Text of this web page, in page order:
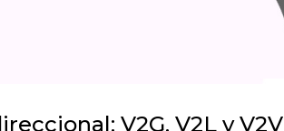
V2G, V2L y V2V